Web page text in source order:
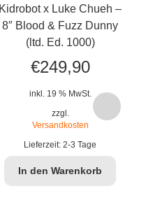
Kidrobot x Luke Chueh –
8″ Blood & Fuzz Dunny
(ltd. Ed. 1000)
€249,90
inkl. 19 % MwSt.
zzgl.
Versandkosten
Lieferzeit:2-3 Tage
In den Warenkorb